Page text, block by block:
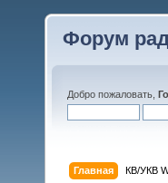
Форум
Добро пожаловать,
Главная КВ/УКВ